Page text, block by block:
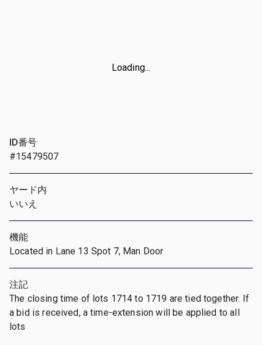
Loading...
ID番号
#15479507
ヤード内
いいえ
機能
Located in Lane 13 Spot 7, Man Door
注記
The closing time of lots 1714 to 1719 are tied together. If
a bid is received, a time-extension will be applied to all
lots